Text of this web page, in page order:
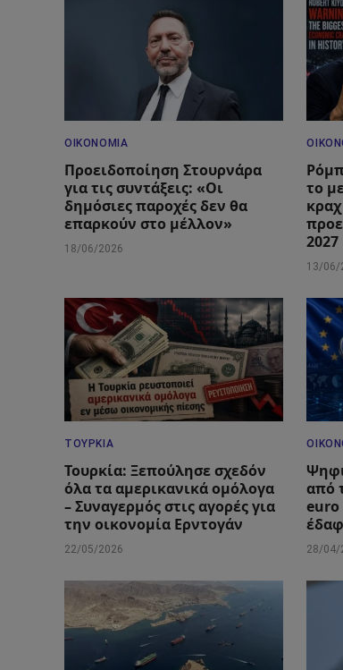
ΟΙΚΟΝΟΜΊΑ
Προειδοποίηση Στουρνάρα
για τις συντάξεις: «Οι
δημόσιες παροχές δεν θα
επαρκούν στο μέλλον»
18/06/2026
το
2027
13/06/
ΤΟΥΡΚΊΑ
Τουρκία: Ξεπούλησε σχεδόν
όλα τα αμερικανικά ομόλογα
– Συναγερμός στις αγορές για
την οικονομία Ερντογάν
22/05/2026
από
euro
28/04/